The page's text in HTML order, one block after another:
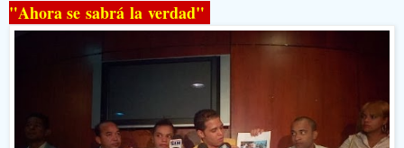
"Ahora se sabrá la verdad"